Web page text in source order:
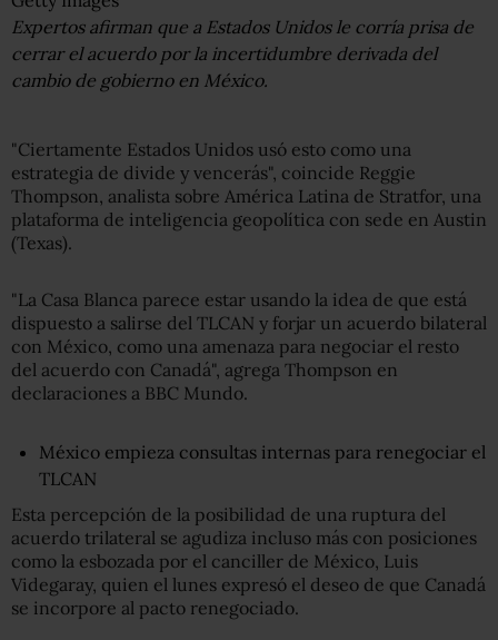
Expertos afirman que a Estados Unidos le corría prisa de
cerrar el acuerdo por la incertidumbre derivada del
cambio de gobierno en México.
"Ciertamente Estados Unidos usó esto como una
estrategia de divide y vencerás", coincide Reggie
Thompson, analista sobre América Latina de Stratfor, una
plataforma de inteligencia geopolítica con sede en Austin
(Texas).
"La Casa Blanca parece estar usando la idea de que está
dispuesto a salirse del TLCAN y forjar un acuerdo bilateral
con México, como una amenaza para negociar el resto
del acuerdo con Canadá", agrega Thompson en
declaraciones a BBC Mundo.
México empieza consultas internas para renegociar el
TLCAN
Esta percepción de la posibilidad de una ruptura del
acuerdo trilateral se agudiza incluso más con posiciones
como la esbozada por el canciller de México, Luis
Videgaray, quien el lunes expresó el deseo de que Canadá
se incorpore al pacto renegociado.